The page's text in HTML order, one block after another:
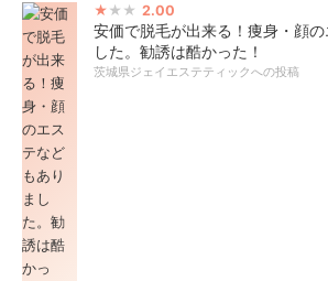
2.00
安価で脱毛が出来る！痩身・顔
した。勧誘は酷かった！
茨城県ジェイエステティックへの投稿